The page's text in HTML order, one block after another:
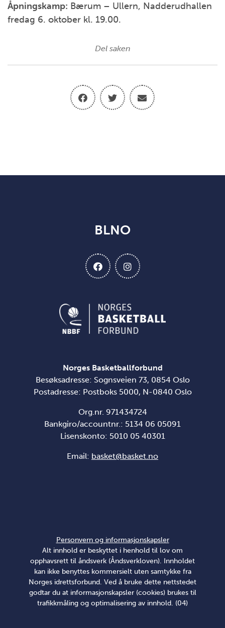
Åpningskamp: Bærum – Ullern, Nadderudhallen
fredag 6. oktober kl. 19.00.
Del saken
BLNO
Norges Basketballforbund
Besøksadresse: Sognsveien 73, 0854 Oslo
Postadresse: Postboks 5000, N-0840 Oslo
Org.nr. 971434724
Bankgiro/accountnr.: 5134 06 05091
Lisenskonto: 5010 05 40301
Email: basket@basket.no
Personvern og informasjonskapsler
Alt innhold er beskyttet i henhold til lov om
opphavsrett til åndsverk (Åndsverkloven). Innholdet
kan ikke benyttes kommersielt uten samtykke fra
Norges idrettsforbund. Ved å bruke dette nettstedet
godtar du at informasjonskapsler (cookies) brukes til
trafikkmåling og optimalisering av innhold. (04)